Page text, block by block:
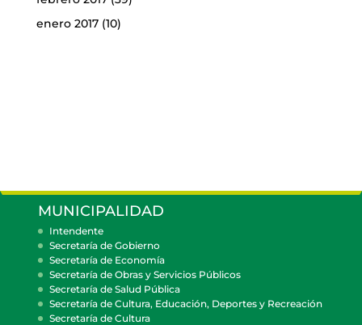
enero 2017(10)
MUNICIPALIDAD
Intendente
Secretaría de Gobierno
Secretaría de Economía
Secretaría de Obras y Servicios Públicos
Secretaría de Salud Pública
Secretaría de Cultura, Educación, Deportes y Recreación
Secretaría de Cultura